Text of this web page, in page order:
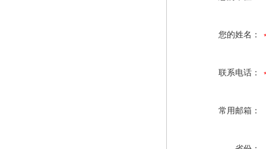
您的姓名：
联系电话：
常用邮箱：